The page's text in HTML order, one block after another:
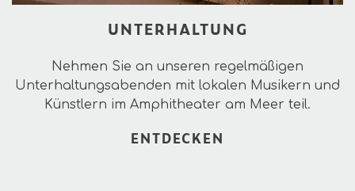
UNTERHALTUNG
Nehmen Sie an unseren regelmäßigen
Unterhaltungsabenden mit lokalen Musikern und
Künstlern im Amphitheater am Meer teil.
ENTDECKEN